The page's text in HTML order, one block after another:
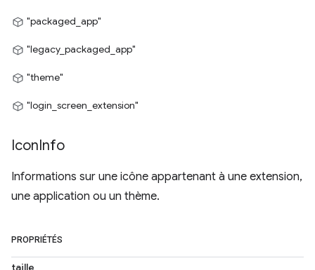
"packaged_app"
"legacy_packaged_app"
"theme"
"login_screen_extension"
IconInfo
Informations sur une icône appartenant à une extension,
une application ou un thème.
PROPRIÉTÉS
taille